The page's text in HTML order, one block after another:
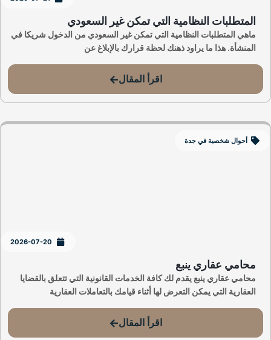
المتطلبات النظامية التي تمكن غير السعودي
ماهي المتطلبات النظامية التي تمكن غير السعودي من الدخول شريكا في
المنشأة. هذا ما يراود ذهنك لحظة قرارك بالإبلاغ عن
اقرأ المقال
أحوال شخصية في جدة
2026-07-20
محامي عقاري ينبع
محامي عقاري ينبع يقدم لك كافة الخدمات القانونية التي تتعلق بالقضايا
العقارية التي يمكن التعرض لها أثناء قيامك بالتعاملات العقارية
اقرأ المقال